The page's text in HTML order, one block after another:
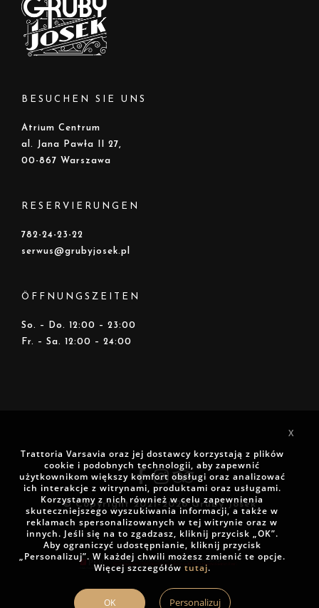
BESUCHEN SIE UNS
Atrium Centrum
al. Jana Pawła II 27,
00-867 Warszawa
RESERVIERUNGEN
782-24-23-22
serwus@grubyjosek.pl
ÖFFNUNGSZEITEN
So. – Do. 12:00 – 23:00
Fr. – Sa. 12:00 – 24:00
© Copyright 2021-2026 Gruby Josek
X
Trattoria Varsavia oraz jej dostawcy korzystają z plików
cookie i podobnych technologii, aby zapewnić
użytkownikom większy komfort obsługi oraz analizować
ich interakcje z witrynami, produktami oraz usługami.
Korzystamy z nich również w celu zapewnienia
skuteczniejszego wyszukiwania informacji, a także w
reklamach spersonalizowanych w tej witrynie oraz w
innych. Jeśli się na to zgadzasz, kliknij przycisk „OK”.
Aby ograniczyć udostępnianie, kliknij przycisk
„Personalizuj”. W każdej chwili możesz zmienić te opcje.
Więcej szczegółów tutaj.
OK Personalizuj